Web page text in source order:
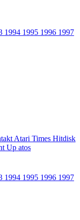
1994 1995 1996 1997
Atari Times Hitdisk
Up atos
1994 1995 1996 1997